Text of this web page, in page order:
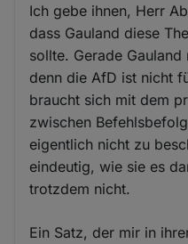
Ich gebe ihnen, Herr
dass Gauland diese
sollte. Gerade
denn die AfD ist nicht
braucht sich mit dem
zwischen
eigentlich nicht zu
eindeutig, wie sie es
trotzdem nicht.
Ein Satz, der mir in